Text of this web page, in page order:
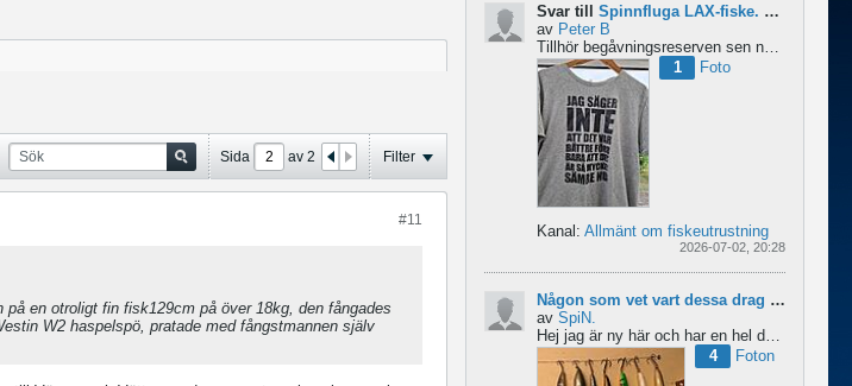
Sida av 2 Filter
#11
en otroligt fin fisk129cm på över 18kg, den fångades
W2 haspelspö, pratade med fångstmannen själv
Svar till Spinnfluga LAX-fiske. Abu 6500 pro rocket - Lina för kort?
av Peter B
Tillhör begåvningsreserven sen ngr år , bidrar med denna devis.
1
Foto
Kanal: Allmänt om fiskeutrustning
2026-07-02, 20:28
Någon som vet vart dessa drag kommer från ?
av SpiN.
4
Foton